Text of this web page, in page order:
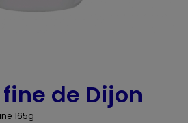
de Dijon
165g